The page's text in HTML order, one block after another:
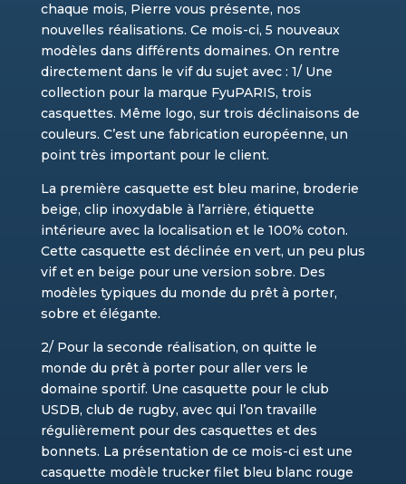
chaque mois, Pierre vous présente, nos
nouvelles réalisations. Ce mois-ci, 5 nouveaux
modèles dans différents domaines. On rentre
directement dans le vif du sujet avec : 1/ Une
collection pour la marque FyuPARIS, trois
casquettes. Même logo, sur trois déclinaisons de
couleurs. C’est une fabrication européenne, un
point très important pour le client.
La première casquette est bleu marine, broderie
beige, clip inoxydable à l’arrière, étiquette
intérieure avec la localisation et le 100% coton.
Cette casquette est déclinée en vert, un peu plus
vif et en beige pour une version sobre. Des
modèles typiques du monde du prêt à porter,
sobre et élégante.
2/ Pour la seconde réalisation, on quitte le
monde du prêt à porter pour aller vers le
domaine sportif. Une casquette pour le club
USDB, club de rugby, avec qui l’on travaille
régulièrement pour des casquettes et des
bonnets. La présentation de ce mois-ci est une
casquette modèle trucker filet bleu blanc rouge